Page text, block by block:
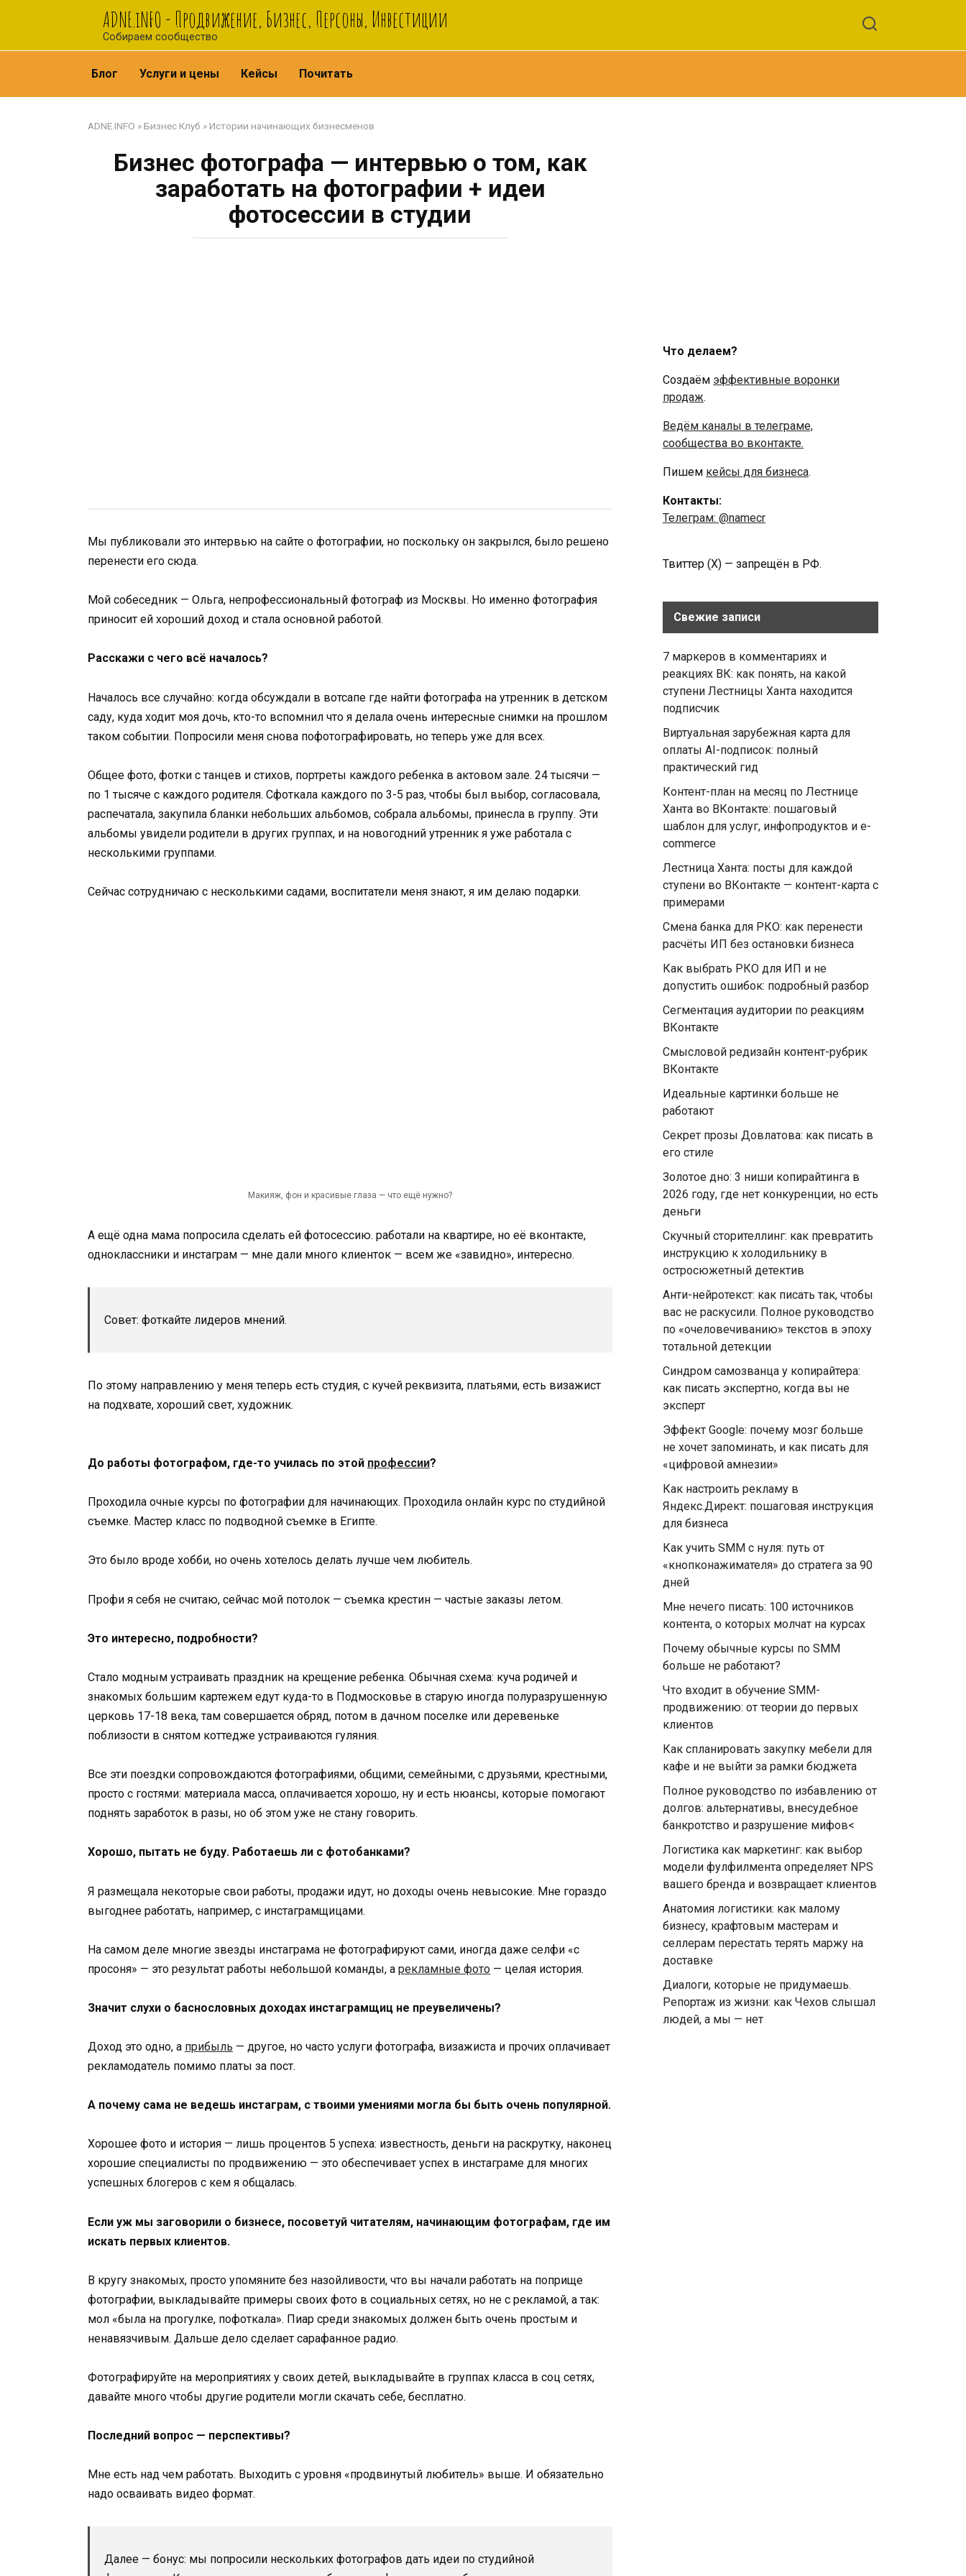
ADNE.iNFO - Продвижение, Бизнес, Персоны, Инвестиции
Собираем сообщество
Блог Услуги и цены Кейсы Почитать
ADNE.INFO »Бизнес Клуб » Истории начинающих бизнесменов
Бизнес фотографа — интервью о том, как
заработать на фотографии + идеи
фотосессии в студии
Мы публиковали это интервью на сайте о фотографии, но поскольку он закрылся, было решено
перенести его сюда.
Мой собеседник — Ольга, непрофессиональный фотограф из Москвы. Но именно фотография
приносит ей хороший доход и стала основной работой.
Расскажи с чего всё началось?
Началось все случайно: когда обсуждали в вотсапе где найти фотографа на утренник в детском
саду, куда ходит моя дочь, кто-то вспомнил что я делала очень интересные снимки на прошлом
таком событии. Попросили меня снова пофотографировать, но теперь уже для всех.
Общее фото, фотки с танцев и стихов, портреты каждого ребенка в актовом зале. 24 тысячи —
по 1 тысяче с каждого родителя. Сфоткала каждого по 3-5 раз, чтобы был выбор, согласовала,
распечатала, закупила бланки небольших альбомов, собрала альбомы, принесла в группу. Эти
альбомы увидели родители в других группах, и на новогодний утренник я уже работала с
несколькими группами.
Сейчас сотрудничаю с несколькими садами, воспитатели меня знают, я им делаю подарки.
Макияж, фон и красивые глаза — что ещё нужно?
А ещё одна мама попросила сделать ей фотосессию. работали на квартире, но её вконтакте,
одноклассники и инстаграм — мне дали много клиенток — всем же «завидно», интересно.
Совет: фоткайте лидеров мнений.
По этому направлению у меня теперь есть студия, с кучей реквизита, платьями, есть визажист
на подхвате, хороший свет, художник.
До работы фотографом, где-то училась по этой профессии?
Проходила очные курсы по фотографии для начинающих. Проходила онлайн курс по студийной
съемке. Мастер класс по подводной съемке в Египте.
Это было вроде хобби, но очень хотелось делать лучше чем любитель.
Профи я себя не считаю, сейчас мой потолок — съемка крестин — частые заказы летом.
Это интересно, подробности?
Стало модным устраивать праздник на крещение ребенка. Обычная схема: куча родичей и
знакомых большим картежем едут куда-то в Подмосковье в старую иногда полуразрушенную
церковь 17-18 века, там совершается обряд, потом в дачном поселке или деревеньке
поблизости в снятом коттедже устраиваются гуляния.
Все эти поездки сопровождаются фотографиями, общими, семейными, с друзьями, крестными,
просто с гостями: материала масса, оплачивается хорошо, ну и есть нюансы, которые помогают
поднять заработок в разы, но об этом уже не стану говорить.
Хорошо, пытать не буду. Работаешь ли с фотобанками?
Я размещала некоторые свои работы, продажи идут, но доходы очень невысокие. Мне гораздо
выгоднее работать, например, с инстаграмщицами.
На самом деле многие звезды инстаграма не фотографируют сами, иногда даже селфи «с
просоня» — это результат работы небольшой команды, а рекламные фото — целая история.
Значит слухи о баснословных доходах инстаграмщиц не преувеличены?
Доход это одно, а прибыль — другое, но часто услуги фотографа, визажиста и прочих оплачивает
рекламодатель помимо платы за пост.
А почему сама не ведешь инстаграм, с твоими умениями могла бы быть очень популярной.
Хорошее фото и история — лишь процентов 5 успеха: известность, деньги на раскрутку, наконец
хорошие специалисты по продвижению — это обеспечивает успех в инстаграме для многих
успешных блогеров с кем я общалась.
Если уж мы заговорили о бизнесе, посоветуй читателям, начинающим фотографам, где им
искать первых клиентов.
В кругу знакомых, просто упомяните без назойливости, что вы начали работать на поприще
фотографии, выкладывайте примеры своих фото в социальных сетях, но не с рекламой, а так:
мол «была на прогулке, пофоткала». Пиар среди знакомых должен быть очень простым и
ненавязчивым. Дальше дело сделает сарафанное радио.
Фотографируйте на мероприятиях у своих детей, выкладывайте в группах класса в соц сетях,
давайте много чтобы другие родители могли скачать себе, бесплатно.
Последний вопрос — перспективы?
Мне есть над чем работать. Выходить с уровня «продвинутый любитель» выше. И обязательно
надо осваивать видео формат.
Далее — бонус: мы попросили нескольких фотографов дать идеи по студийной
Что делаем?
Создаём эффективные воронки
продаж.
Ведём каналы в телеграме,
сообщества во вконтакте.
Пишем кейсы для бизнеса.
Контакты:
Телеграм: @namecr
Твиттер (Х) — запрещён в РФ.
Свежие записи
7 маркеров в комментариях и
реакциях ВК: как понять, на какой
ступени Лестницы Ханта находится
подписчик
Виртуальная зарубежная карта для
оплаты AI-подписок: полный
практический гид
Контент-план на месяц по Лестнице
Ханта во ВКонтакте: пошаговый
шаблон для услуг, инфопродуктов и e-
commerce
Лестница Ханта: посты для каждой
ступени во ВКонтакте — контент-карта с
примерами
Смена банка для РКО: как перенести
расчёты ИП без остановки бизнеса
Как выбрать РКО для ИП и не
допустить ошибок: подробный разбор
Сегментация аудитории по реакциям
ВКонтакте
Смысловой редизайн контент-рубрик
ВКонтакте
Идеальные картинки больше не
работают
Секрет прозы Довлатова: как писать в
его стиле
Золотое дно: 3 ниши копирайтинга в
2026 году, где нет конкуренции, но есть
деньги
Скучный сторителлинг: как превратить
инструкцию к холодильнику в
остросюжетный детектив
Анти-нейротекст: как писать так, чтобы
вас не раскусили. Полное руководство
по «очеловечиванию» текстов в эпоху
тотальной детекции
Синдром самозванца у копирайтера:
как писать экспертно, когда вы не
эксперт
Эффект Google: почему мозг больше
не хочет запоминать, и как писать для
«цифровой амнезии»
Как настроить рекламу в
Яндекс.Директ: пошаговая инструкция
для бизнеса
Как учить SMM с нуля: путь от
«кнопконажимателя» до стратега за 90
дней
Мне нечего писать: 100 источников
контента, о которых молчат на курсах
Почему обычные курсы по SMM
больше не работают?
Что входит в обучение SMM-
продвижению: от теории до первых
клиентов
Как спланировать закупку мебели для
кафе и не выйти за рамки бюджета
Полное руководство по избавлению от
долгов: альтернативы, внесудебное
банкротство и разрушение мифов<
Логистика как маркетинг: как выбор
модели фулфилмента определяет NPS
вашего бренда и возвращает клиентов
Анатомия логистики: как малому
бизнесу, крафтовым мастерам и
селлерам перестать терять маржу на
доставке
Диалоги, которые не придумаешь.
Репортаж из жизни: как Чехов слышал
людей, а мы — нет